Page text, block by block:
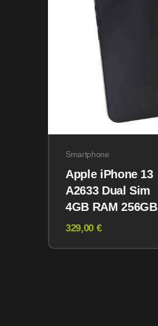
Smartphone
Apple iPhone 13
A2633 Dual Sim
4GB RAM 256GB
Midnight
329,00 €